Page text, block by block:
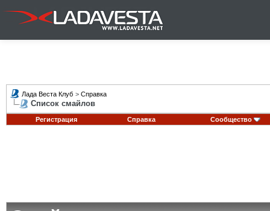
Лада Веста Клуб > Справка
Список смайлов
Регистрация Справка Сообщество